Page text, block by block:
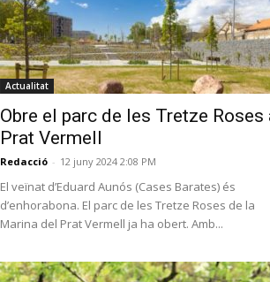
Actualitat
Obre el parc de les Tretze Roses
Prat Vermell
Redacció - 12 juny 2024 2:08 PM
El veïnat d’Eduard Aunós (Cases Barates) és
d’enhorabona. El parc de les Tretze Roses de la
Marina del Prat Vermell ja ha obert. Amb...